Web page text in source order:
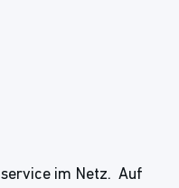
im Netz. Auf